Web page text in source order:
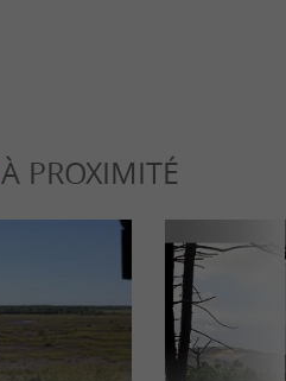
À PROXIMITÉ